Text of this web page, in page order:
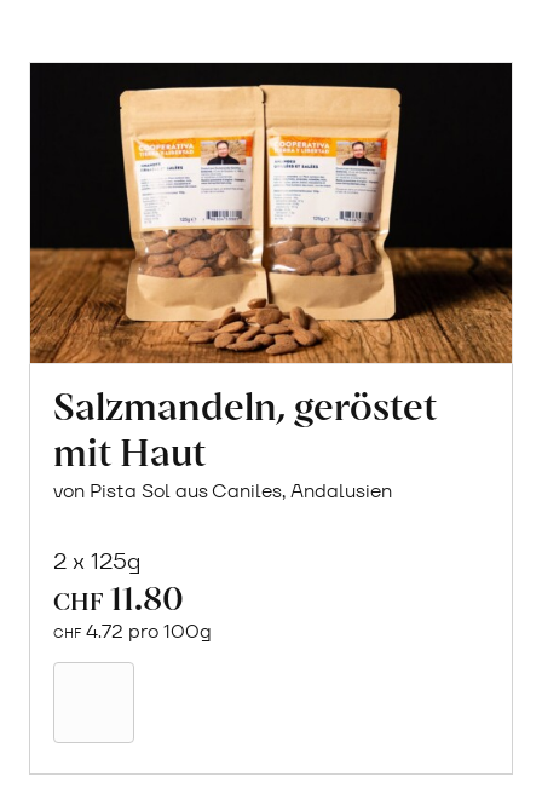
Salzmandeln, geröstet
mit Haut
von Pista Sol aus Caniles, Andalusien
2 x 125g
CHF 11.80
CHF 4.72 pro 100g